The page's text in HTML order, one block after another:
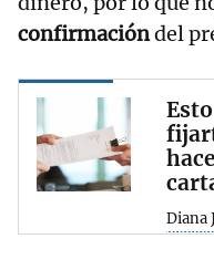
confirmacióndel
Diana